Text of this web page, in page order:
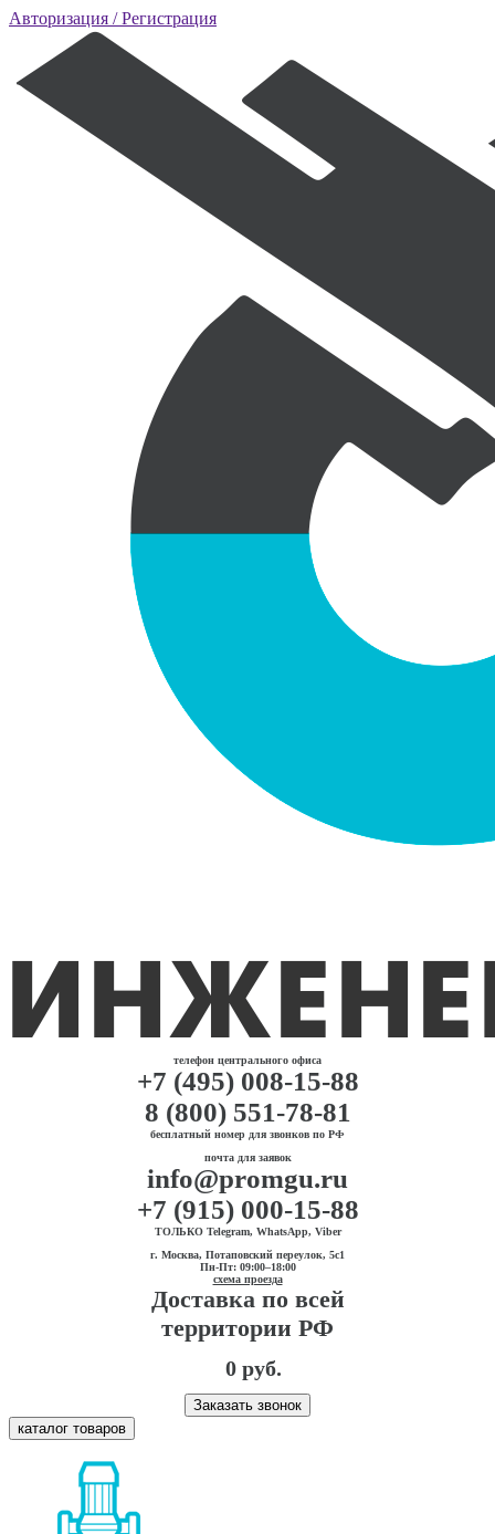
Авторизация / Регистрация
телефон центрального офиса
+7 (495) 008-15-88
8 (800) 551-78-81
бесплатный номер для звонков по РФ
почта для заявок
info@promgu.ru
+7 (915) 000-15-88
ТОЛЬКО Telegram, WhatsApp, Viber
г. Москва, Потаповский переулок, 5с1
Пн-Пт: 09:00–18:00
схема проезда
Доставка по всей
территории РФ
0 руб.
Заказать звонок
каталог товаров